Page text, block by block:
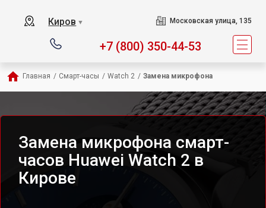
Киров ▼ Московская улица, 135
+7 (800) 350-44-53
Главная / Смарт-часы / Watch 2 / Замена микрофона
Замена микрофона смарт-
часов Huawei Watch 2 в
Кирове